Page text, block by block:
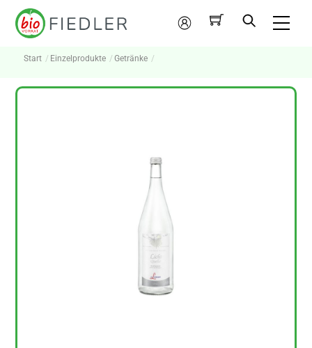
Skip
Mein
Start Einzelprodukte Getränke